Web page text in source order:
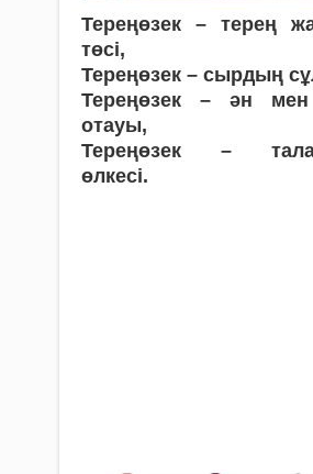
Тереңөзек – терең
төсі,
Тереңөзек – сырдың
Тереңөзек – ән
отауы,
Тереңөзек –
өлкесі.